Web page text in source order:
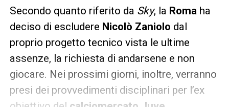
Secondo quanto riferito da Sky, la Romaha
deciso di escludere Nicolò Zaniolo dal
proprio progetto tecnico vista le ultime
assenze, la richiesta di andarsene e non
giocare. Nei prossimi giorni, inoltre, verranno
presi dei provvedimenti disciplinari per l’ex